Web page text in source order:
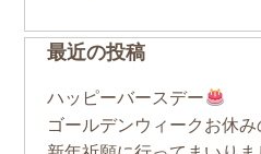
最近の投稿
ハッピーバースデー
ゴールデンウィークお休